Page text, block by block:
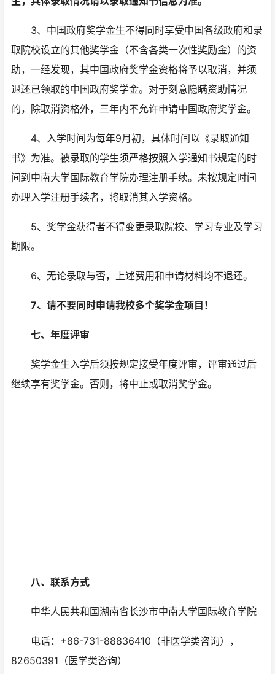
3、中国政府奖学金生不得同时享受中国各级政府和录
取院校设立的其他奖学金（不含各类一次性奖励金）的资
助，一经发现，其中国政府奖学金资格将予以取消，并须
退还已领取的中国政府奖学金。对于刻意隐瞒资助情况
的，除取消资格外，三年内不允许申请中国政府奖学金。
4、入学时间为每年9月初，具体时间以《录取通知
书》为准。被录取的学生须严格按照入学通知书规定的时
间到中南大学国际教育学院办理注册手续。未按规定时间
办理入学注册手续者，将取消其入学资格。
5、奖学金获得者不得变更录取院校、学习专业及学习
期限。
6、无论录取与否，上述费用和申请材料均不退还。
7、请不要同时申请我校多个奖学金项目！
七、年度评审
奖学金生入学后须按规定接受年度评审，评审通过后
继续享有奖学金。否则，将中止或取消奖学金。
八、联系方式
中华人民共和国湖南省长沙市中南大学国际教育学院
电话：+86-731-88836410（非医学类咨询），
82650391（医学类咨询）